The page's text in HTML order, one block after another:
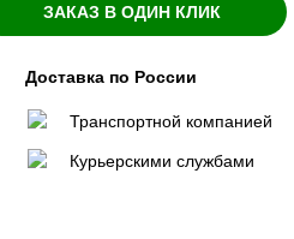
ЗАКАЗ В ОДИН КЛИК
Доставка по России
Транспортной компанией
Курьерскими службами